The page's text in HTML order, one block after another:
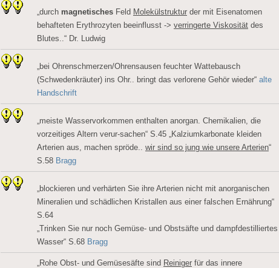
„durch magnetisches Feld Molekülstruktur der mit Eisenatomen
behafteten Erythrozyten beeinflusst -> verringerte Viskosität des
Blutes..“ Dr. Ludwig
„bei Ohrenschmerzen/Ohrensausen feuchter Wattebausch
(Schwedenkräuter) ins Ohr.. bringt das verlorene Gehör wieder“ alte
Handschrift
„meiste Wasservorkommen enthalten anorgan. Chemikalien, die
vorzeitiges Altern verur-sachen“ S.45 „Kalziumkarbonate kleiden
Arterien aus, machen spröde.. wir sind so jung wie unsere Arterien“
S.58 Bragg
„blockieren und verhärten Sie ihre Arterien nicht mit anorganischen
Mineralien und schädlichen Kristallen aus einer falschen Ernährung“
S.64
„Trinken Sie nur noch Gemüse- und Obstsäfte und dampfdestilliertes
Wasser“ S.68 Bragg
„Rohe Obst- und Gemüsesäfte sind Reiniger für das innere